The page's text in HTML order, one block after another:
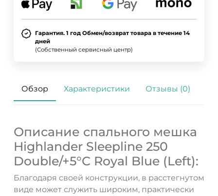
Гарантия. 1 год Обмен/возврат товара в течение 14
дней
(Собственный сервисный центр)
Обзор Характеристики Отзывы (0)
Описание спального мешка
Highlander Sleepline 250
Double/+5°C Royal Blue (Left):
Благодаря своей конструкции, в расстегнутом
виде может служить широким, практически